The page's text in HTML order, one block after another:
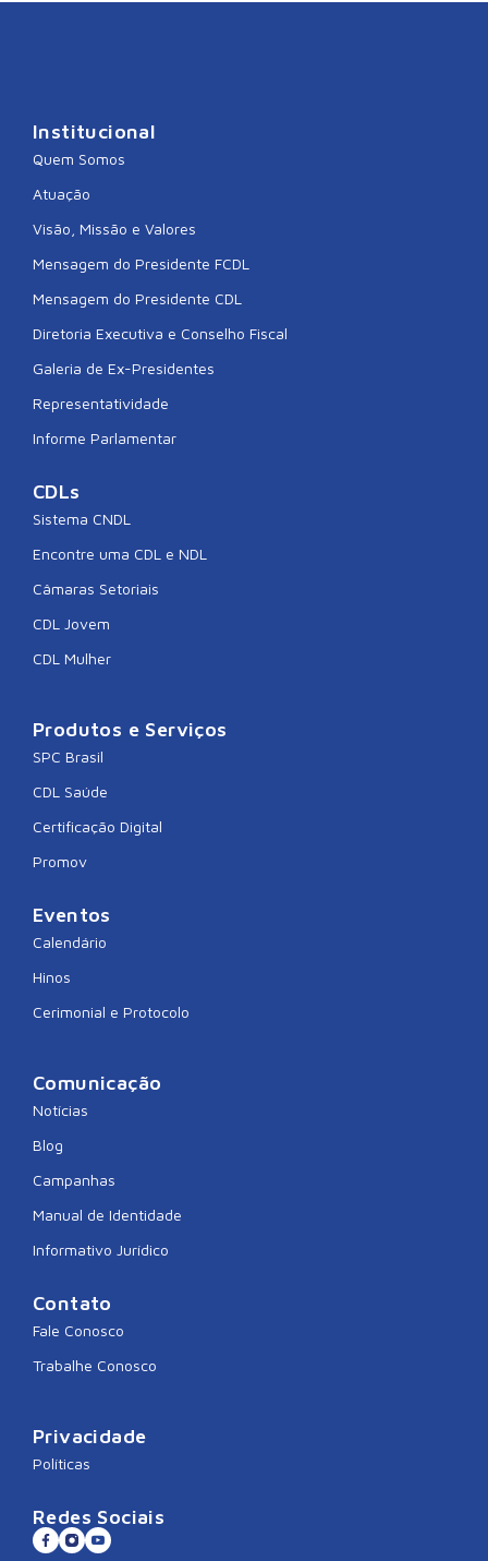
Institucional
Quem Somos
Atuação
Visão, Missão e Valores
Mensagem do Presidente FCDL
Mensagem do Presidente CDL
Diretoria Executiva e Conselho Fiscal
Galeria de Ex-Presidentes
Representatividade
Informe Parlamentar
CDLs
Sistema CNDL
Encontre uma CDL e NDL
Câmaras Setoriais
CDL Jovem
CDL Mulher
Produtos e Serviços
SPC Brasil
CDL Saúde
Certificação Digital
Promov
Eventos
Calendário
Hinos
Cerimonial e Protocolo
Comunicação
Notícias
Blog
Campanhas
Manual de Identidade
Informativo Jurídico
Contato
Fale Conosco
Trabalhe Conosco
Privacidade
Políticas
Redes Sociais